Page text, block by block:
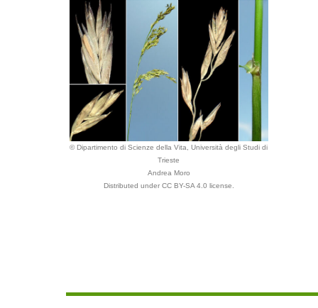
© Dipartimento di Scienze della Vita, Università degli Studi di
Trieste
Andrea Moro
Distributed under CC BY-SA 4.0 license.